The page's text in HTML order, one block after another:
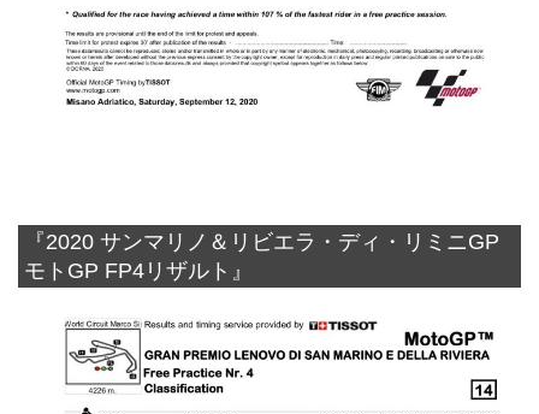
『2020 サンマリノ＆リビエラ・ディ・リミニGP
モトGP FP4リザルト』